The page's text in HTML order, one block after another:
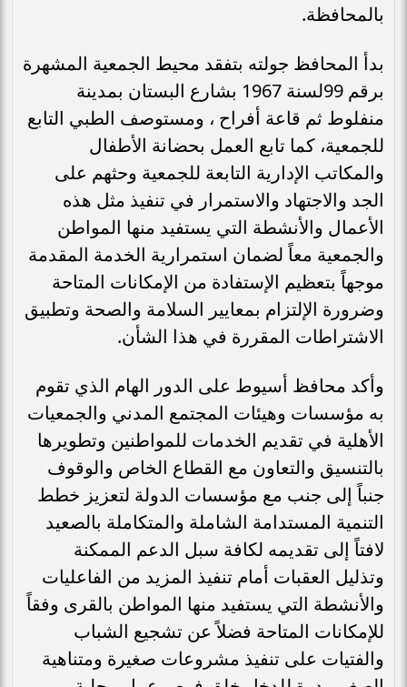
بالمحافظة.
بدأ المحافظ جولته بتفقد محيط الجمعية المشهرة
برقم 99لسنة 1967 بشارع البستان بمدينة
منفلوط ثم قاعة أفراح ، ومستوصف الطبي التابع
للجمعية، كما تابع العمل بحضانة الأطفال
والمكاتب الإدارية التابعة للجمعية وحثهم على
الجد والاجتهاد والاستمرار في تنفيذ مثل هذه
الأعمال والأنشطة التي يستفيد منها المواطن
والجمعية معاً لضمان استمرارية الخدمة المقدمة
موجهاً بتعظيم الإستفادة من الإمكانات المتاحة
وضرورة الإلتزام بمعايير السلامة والصحة وتطبيق
الاشتراطات المقررة في هذا الشأن.
وأكد محافظ أسيوط على الدور الهام الذي تقوم
به مؤسسات وهيئات المجتمع المدني والجمعيات
الأهلية في تقديم الخدمات للمواطنين وتطويرها
بالتنسيق والتعاون مع القطاع الخاص والوقوف
جنباً إلى جنب مع مؤسسات الدولة لتعزيز خطط
التنمية المستدامة الشاملة والمتكاملة بالصعيد
لافتاً إلى تقديمه لكافة سبل الدعم الممكنة
وتذليل العقبات أمام تنفيذ المزيد من الفاعليات
والأنشطة التي يستفيد منها المواطن بالقرى وفقاً
للإمكانات المتاحة فضلاً عن تشجيع الشباب
والفتيات على تنفيذ مشروعات صغيرة ومتناهية